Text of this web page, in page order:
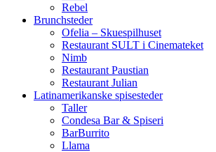
Rebel
Brunchsteder
Ofelia – Skuespilhuset
Restaurant SULT i Cinemateket
Nimb
Restaurant Paustian
Restaurant Julian
Latinamerikanske spisesteder
Taller
Condesa Bar & Spiseri
BarBurrito
Llama